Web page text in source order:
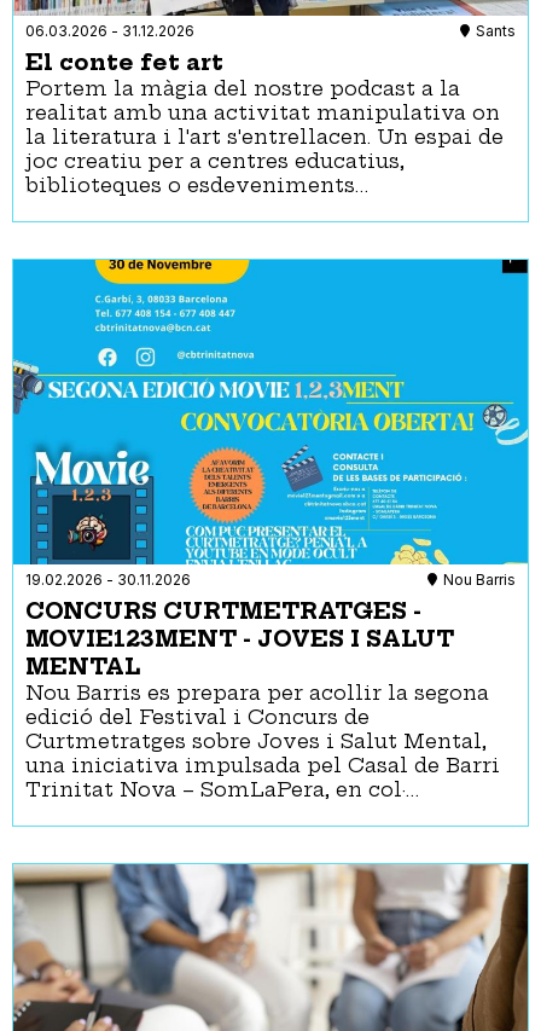
06.03.2026 - 31.12.2026 Sants
El conte fet art
Portem la màgia del nostre podcast a la
realitat amb una activitat manipulativa on
la literatura i l'art s'entrellacen. Un espai de
joc creatiu per a centres educatius,
biblioteques o esdeveniments…
19.02.2026 - 30.11.2026 Nou Barris
CONCURS CURTMETRATGES -
MOVIE123MENT - JOVES I SALUT
MENTAL
Nou Barris es prepara per acollir la segona
edició del Festival i Concurs de
Curtmetratges sobre Joves i Salut Mental,
una iniciativa impulsada pel Casal de Barri
Trinitat Nova – SomLaPera, en col·…